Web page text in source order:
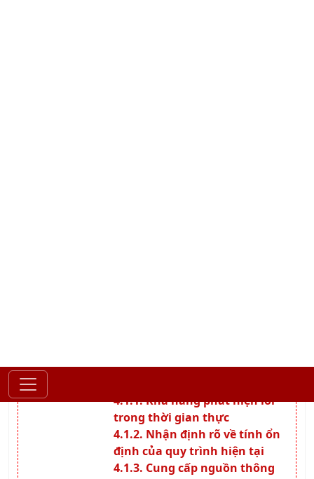
Nhận định rõ về tính ổn
Cung cấp nguồn thông
tin chính xác và đồng bộ cho
các bên liên quan
Tăng tính đồng nhất và
kiểm soát chất lượng sản